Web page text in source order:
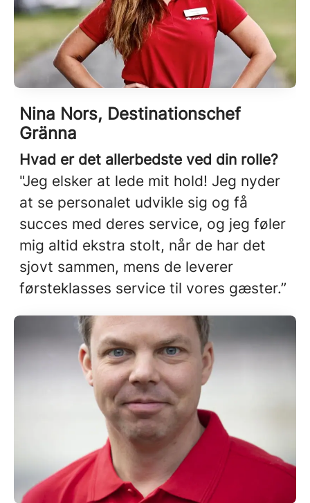
Nina Nors, Destinationschef
Gränna
Hvad er det allerbedste ved din rolle?
"Jeg elsker at lede mit hold! Jeg nyder
at se personalet udvikle sig og få
succes med deres service, og jeg føler
mig altid ekstra stolt, når de har det
sjovt sammen, mens de leverer
førsteklasses service til vores gæster.”